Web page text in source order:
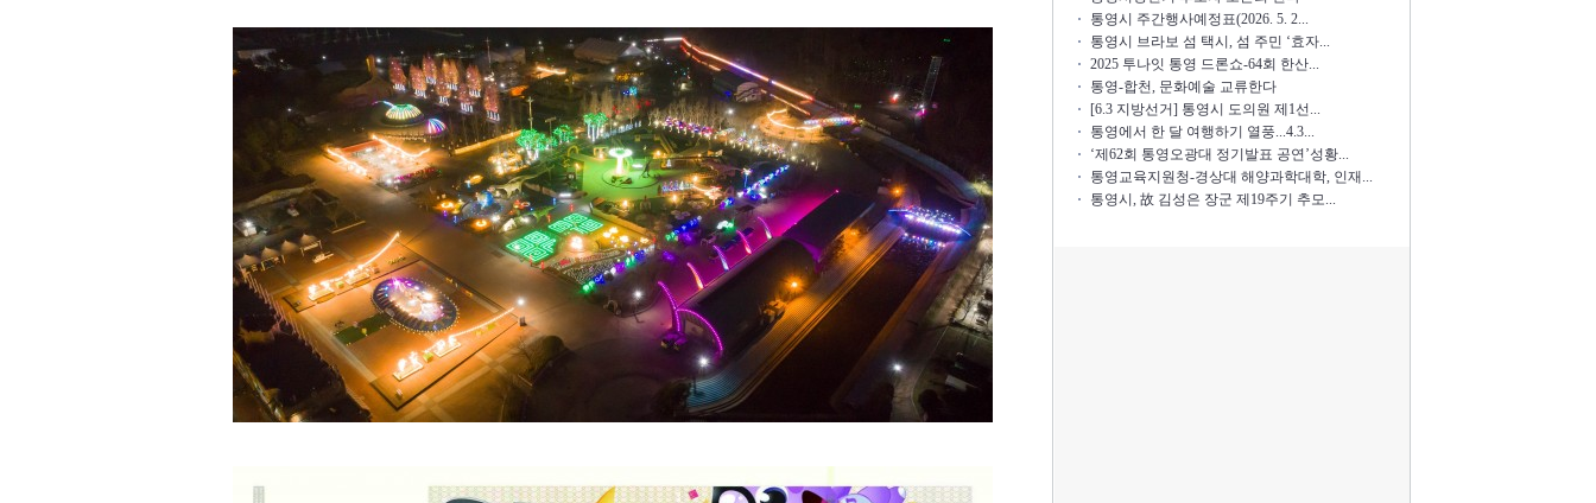
통영시 주간행사예정표(2026. 5. 2...
통영시 브라보 섬 택시, 섬 주민 ‘효자...
2025 투나잇 통영 드론쇼-64회 한산...
통영-합천, 문화예술 교류한다
[6.3 지방선거] 통영시 도의원 제1선...
통영에서 한 달 여행하기 열풍...4.3...
‘제62회 통영오광대 정기발표 공연’성황...
통영교육지원청-경상대 해양과학대학, 인재...
통영시, 故 김성은 장군 제19주기 추모...